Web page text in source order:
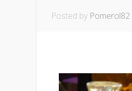
Posted by Pomerol82